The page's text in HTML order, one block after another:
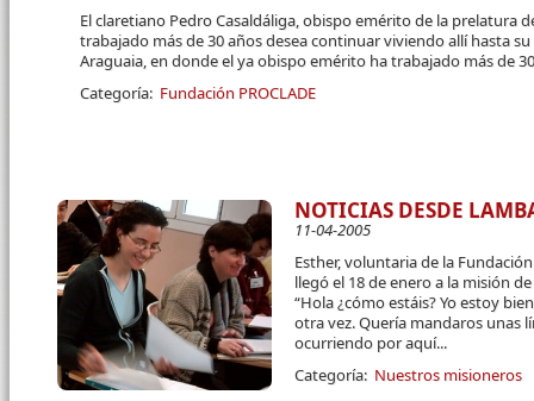
El claretiano Pedro Casaldáliga, obispo emérito de la prelatura
trabajado más de 30 años desea continuar viviendo allí hasta
Araguaia, en donde el ya obispo emérito ha trabajado más de
Categoría: Fundación PROCLADE
NOTICIAS DESDE
11-04-2005
Esther, voluntaria de la
llegó el 18 de enero a la misión
“Hola ¿cómo estáis? Yo estoy
otra vez. Quería mandaros unas
ocurriendo por aquí...
Categoría: Nuestros misioneros